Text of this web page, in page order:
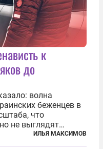
к
до
волна
беженцев в
что
не выглядят
происходящему,
ненависти к
ИЛЬЯ МАКСИМОВ